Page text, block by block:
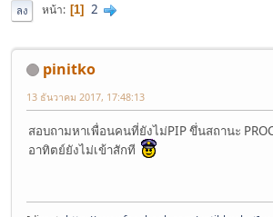
ลง หน้า 1 2
pinitko
13 ธันวาคม 2017, 17:48:13
สอบถามหาเพื่อนคนที่ยังไม่PIP ขึ่นสถานะ
อาทิตย์ยังไม่เข้าสักที